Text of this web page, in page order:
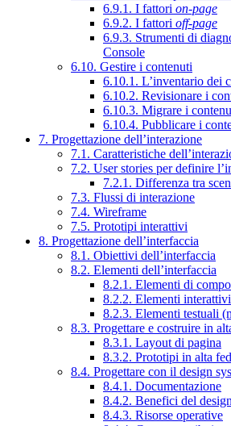
6.9.1. I fattori on-page
6.9.2. I fattori off-page
6.9.3. Strumenti di
Console
6.10. Gestire i contenuti
6.10.1. L’inventario dei
6.10.2. Revisionare i
6.10.3. Migrare i
6.10.4. Pubblicare i
7. Progettazione dell’interazione
7.1. Caratteristiche
7.2. User stories per definire
7.2.1. Differenza tra
7.3. Flussi di interazione
7.4. Wireframe
7.5. Prototipi interattivi
8. Progettazione dell’interfaccia
8.1. Obiettivi dell’interfaccia
8.2. Elementi dell’interfaccia
8.2.1. Elementi di
8.2.2. Elementi interattivi
8.2.3. Elementi testuali
8.3. Progettare e costruire in
8.3.1. Layout di pagina
8.3.2. Prototipi in alta
8.4. Progettare con il design
8.4.1. Documentazione
8.4.2. Benefici del
8.4.3. Risorse operative